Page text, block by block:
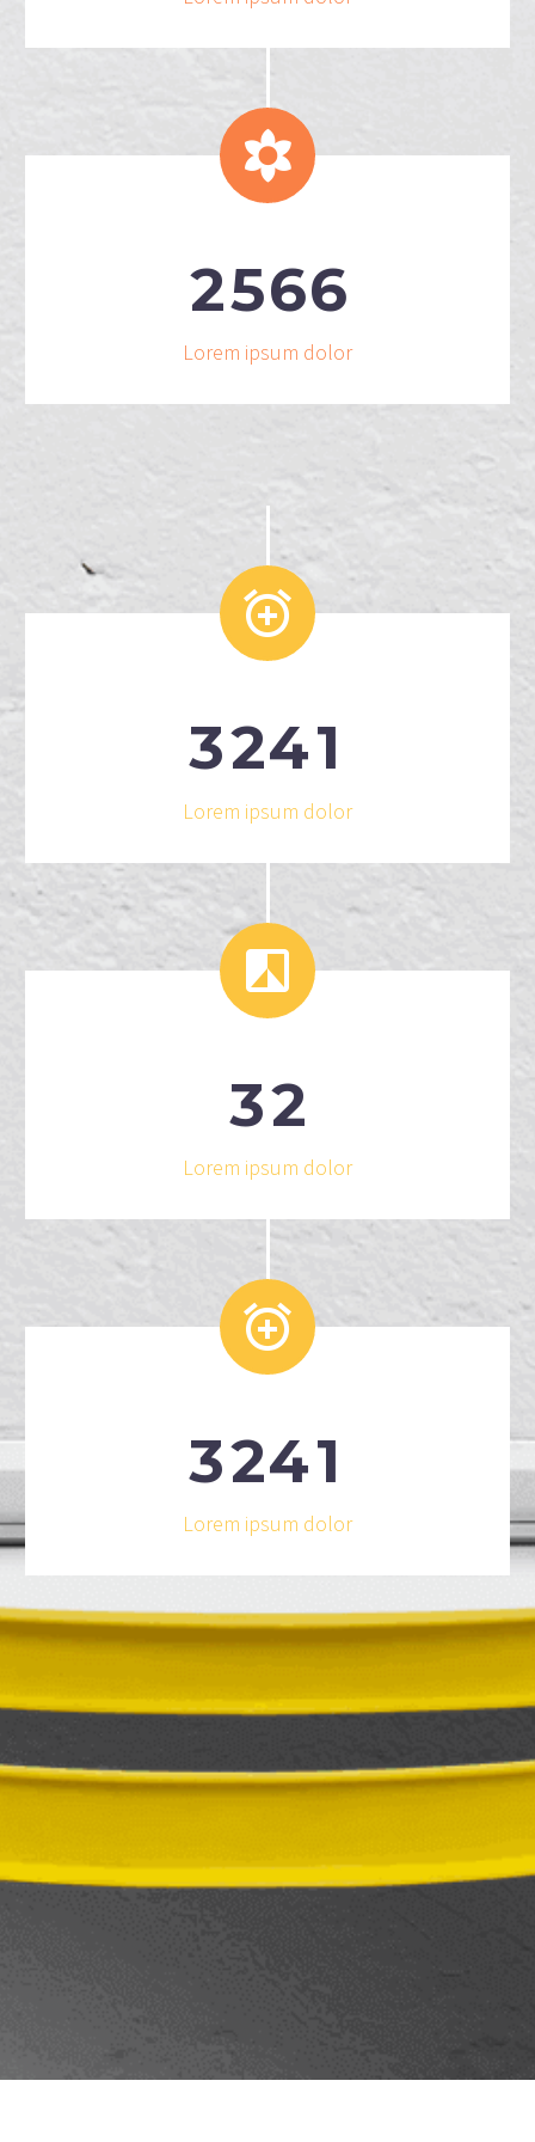


2566
Lorem ipsum dolor


3241
Lorem ipsum dolor


32
Lorem ipsum dolor


3241
Lorem ipsum dolor